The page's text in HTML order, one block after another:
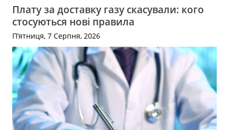
Плату за доставку газу скасували: кого
стосуються нові правила
П’ятниця, 7 Серпня, 2026